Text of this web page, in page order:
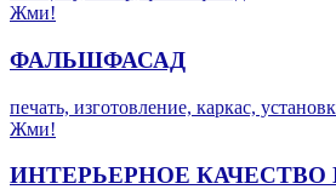
Жми!
ФАЛЬШФАСАД
печать, изготовление, каркас,
Жми!
ИНТЕРЬЕРНОЕ КАЧЕСТВО